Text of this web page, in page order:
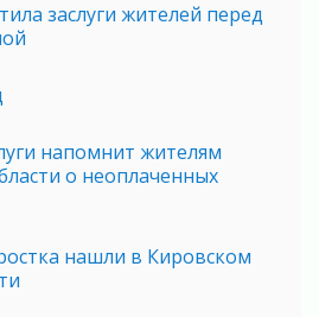
заслуги жителей перед
напомнит жителям
о неоплаченных
нашли в Кировском